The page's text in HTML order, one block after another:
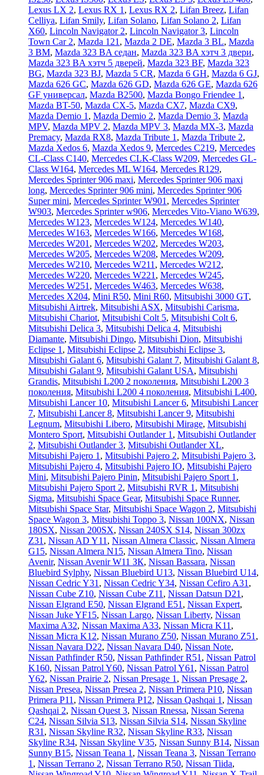
Lexus LX 2, Lexus RX 1 , Lexus RX 2, Lifan Breez, Lifan
Celliya, Lifan Smily, Lifan Solano, Lifan Solano 2, Lifan
X60, Lincoln Navigator 2, Lincoln Navigator 3, Lincoln
Town Car 2, Mazda 121 , Mazda 2 DE, Mazda 3 BL, Mazda
3 BM, Mazda 323 BA седан, Mazda 323 BA хэтч 3 двери,
Mazda 323 BA хэтч 5 дверей, Mazda 323 BF, Mazda 323
BG, Mazda 323 BJ, Mazda 5 CR, Mazda 6 GH, Mazda 6 GJ,
Mazda 626 GC, Mazda 626 GD, Mazda 626 GE, Mazda 626
GF универсал, Mazda B2500, Mazda Bongo Friendee 1 ,
Mazda BT-50, Mazda CX-5, Mazda CX7, Mazda CX9,
Mazda Demio 1 , Mazda Demio 2, Mazda Demio 3, Mazda
MPV, Mazda MPV 2, Mazda MPV 3, Mazda MX-3, Mazda
Premacy, Mazda RX8, Mazda Tribute 1 , Mazda Tribute 2,
Mazda Xedos 6, Mazda Xedos 9, Mercedes C219, Mercedes
CL-Class C140, Mercedes CLK-Class W209, Mercedes GL-
Class W164, Mercedes ML W164, Mercedes R129,
Mercedes Sprinter 906 maxi, Mercedes Sprinter 906 maxi
long, Mercedes Sprinter 906 mini, Mercedes Sprinter 906
Super mini, Mercedes Sprinter W901 , Mercedes Sprinter
W903, Mercedes Sprinter w906, Mercedes Vito-Viano W639,
Mercedes W123, Mercedes W124, Mercedes W140,
Mercedes W163, Mercedes W166, Mercedes W168,
Mercedes W201 , Mercedes W202, Mercedes W203,
Mercedes W205, Mercedes W208, Mercedes W209,
Mercedes W210, Mercedes W211 , Mercedes W212,
Mercedes W220, Mercedes W221 , Mercedes W245,
Mercedes W251 , Mercedes W463, Mercedes W638,
Mercedes X204, Mini R50, Mini R60, Mitsubishi 3000 GT,
Mitsubishi Airtrek, Mitsubishi ASX, Mitsubishi Carisma,
Mitsubishi Chariot, Mitsubishi Colt 5, Mitsubishi Colt 6,
Mitsubishi Delica 3, Mitsubishi Delica 4, Mitsubishi
Diamante, Mitsubishi Dingo, Mitsubishi Dion, Mitsubishi
Eclipse 1 , Mitsubishi Eclipse 2, Mitsubishi Eclipse 3,
Mitsubishi Galant 6, Mitsubishi Galant 7, Mitsubishi Galant 8,
Mitsubishi Galant 9, Mitsubishi Galant USA, Mitsubishi
Grandis, Mitsubishi L200 2 поколения, Mitsubishi L200 3
поколения, Mitsubishi L200 4 поколения, Mitsubishi L400,
Mitsubishi Lancer 10, Mitsubishi Lancer 6, Mitsubishi Lancer
7, Mitsubishi Lancer 8, Mitsubishi Lancer 9, Mitsubishi
Legnum, Mitsubishi Libero, Mitsubishi Mirage, Mitsubishi
Montero Sport, Mitsubishi Outlander 1 , Mitsubishi Outlander
2, Mitsubishi Outlander 3, Mitsubishi Outlander XL,
Mitsubishi Pajero 1 , Mitsubishi Pajero 2, Mitsubishi Pajero 3,
Mitsubishi Pajero 4, Mitsubishi Pajero IO, Mitsubishi Pajero
Mini, Mitsubishi Pajero Pinin, Mitsubishi Pajero Sport 1 ,
Mitsubishi Pajero Sport 2, Mitsubishi RVR 1 , Mitsubishi
Sigma, Mitsubishi Space Gear, Mitsubishi Space Runner,
Mitsubishi Space Star, Mitsubishi Space Wagon 2, Mitsubishi
Space Wagon 3, Mitsubishi Toppo 3, Nissan 100NX, Nissan
180SX, Nissan 200SX, Nissan 240SX S14, Nissan 300zx
Z31 , Nissan AD Y11 , Nissan Almera Classic, Nissan Almera
G15, Nissan Almera N15, Nissan Almera Tino, Nissan
Avenir, Nissan Avenir W11 ЗК, Nissan Bassara, Nissan
Bluebird Sylphy, Nissan Bluebird U13, Nissan Bluebird U14,
Nissan Cedric Y31 , Nissan Cedric Y34, Nissan Cefiro A31 ,
Nissan Cube Z10, Nissan Cube Z11 , Nissan Datsun D21 ,
Nissan Elgrand E50, Nissan Elgrand E51 , Nissan Expert,
Nissan Juke YF15, Nissan Largo, Nissan Liberty, Nissan
Maxima A32, Nissan Maxima A33, Nissan Micra K11 ,
Nissan Micra K12, Nissan Murano Z50, Nissan Murano Z51 ,
Nissan Navara D22, Nissan Navara D40, Nissan Note,
Nissan Pathfinder R50, Nissan Pathfinder R51 , Nissan Patrol
K160, Nissan Patrol Y60, Nissan Patrol Y61 , Nissan Patrol
Y62, Nissan Prairie 2, Nissan Presage 1 , Nissan Presage 2,
Nissan Presea, Nissan Presea 2, Nissan Primera P10, Nissan
Primera P11 , Nissan Primera P12, Nissan Qashqai 1 , Nissan
Qashqai 2, Nissan Quest 3, Nissan Rnessa, Nissan Serena
C24, Nissan Silvia S13, Nissan Silvia S14, Nissan Skyline
R31 , Nissan Skyline R32, Nissan Skyline R33, Nissan
Skyline R34, Nissan Skyline V35, Nissan Sunny B14, Nissan
Sunny B15, Nissan Teana 1 , Nissan Teana 3, Nissan Terrano
1 , Nissan Terrano 2, Nissan Terrano R50, Nissan Tiida,